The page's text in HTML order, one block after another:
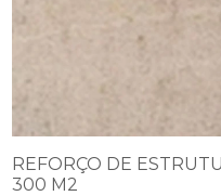
REFORÇO DE
300 M2